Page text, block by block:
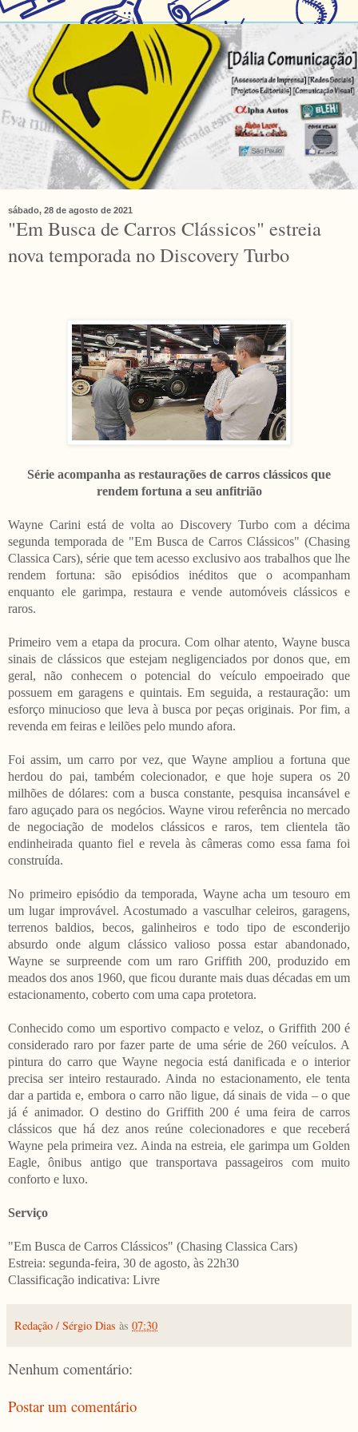
sábado, 28 de agosto de 2021
"Em Busca de Carros Clássicos" estreia
nova temporada no Discovery Turbo
Série acompanha as restaurações de carros clássicos que
rendem fortuna a seu anfitrião
Wayne Carini está de volta ao Discovery Turbo com a décima
segunda temporada de "Em Busca de Carros Clássicos" (Chasing
Classica Cars), série que tem acesso exclusivo aos trabalhos que lhe
rendem fortuna: são episódios inéditos que o acompanham
enquanto ele garimpa, restaura e vende automóveis clássicos e
raros.
Primeiro vem a etapa da procura. Com olhar atento, Wayne busca
sinais de clássicos que estejam negligenciados por donos que, em
geral, não conhecem o potencial do veículo empoeirado que
possuem em garagens e quintais. Em seguida, a restauração: um
esforço minucioso que leva à busca por peças originais. Por fim, a
revenda em feiras e leilões pelo mundo afora.
Foi assim, um carro por vez, que Wayne ampliou a fortuna que
herdou do pai, também colecionador, e que hoje supera os 20
milhões de dólares: com a busca constante, pesquisa incansável e
faro aguçado para os negócios. Wayne virou referência no mercado
de negociação de modelos clássicos e raros, tem clientela tão
endinheirada quanto fiel e revela às câmeras como essa fama foi
construída.
No primeiro episódio da temporada, Wayne acha um tesouro em
um lugar improvável. Acostumado a vasculhar celeiros, garagens,
terrenos baldios, becos, galinheiros e todo tipo de esconderijo
absurdo onde algum clássico valioso possa estar abandonado,
Wayne se surpreende com um raro Griffith 200, produzido em
meados dos anos 1960, que ficou durante mais duas décadas em um
estacionamento, coberto com uma capa protetora.
Conhecido como um esportivo compacto e veloz, o Griffith 200 é
considerado raro por fazer parte de uma série de 260 veículos. A
pintura do carro que Wayne negocia está danificada e o interior
precisa ser inteiro restaurado. Ainda no estacionamento, ele tenta
dar a partida e, embora o carro não ligue, dá sinais de vida – o que
já é animador. O destino do Griffith 200 é uma feira de carros
clássicos que há dez anos reúne colecionadores e que receberá
Wayne pela primeira vez. Ainda na estreia, ele garimpa um Golden
Eagle, ônibus antigo que transportava passageiros com muito
conforto e luxo.
Serviço
"Em Busca de Carros Clássicos" (Chasing Classica Cars)
Estreia: segunda-feira, 30 de agosto, às 22h30
Classificação indicativa: Livre
Redação / Sérgio Dias às 07:30
Nenhum comentário:
Postar um comentário